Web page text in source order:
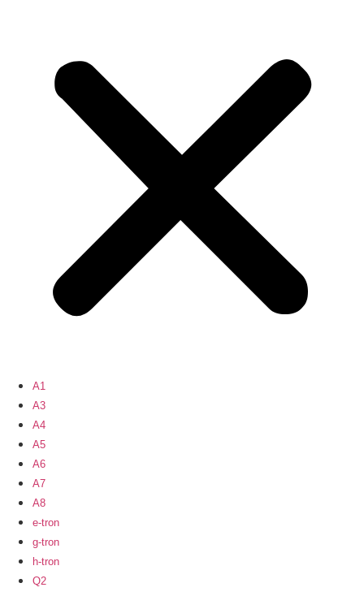
A1
A3
A4
A5
A6
A7
A8
e-tron
g-tron
h-tron
Q2